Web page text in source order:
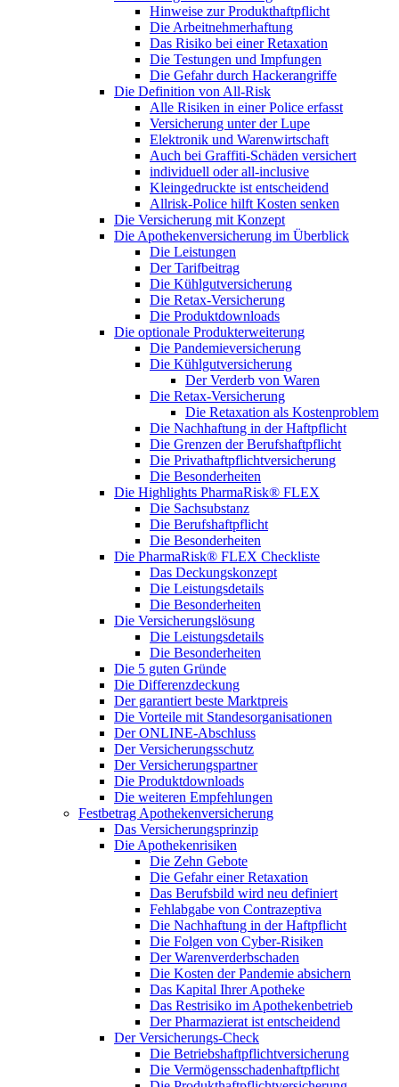
Hinweise zur Produkthaftpflicht
Die Arbeitnehmerhaftung
Das Risiko bei einer Retaxation
Die Testungen und Impfungen
Die Gefahr durch Hackerangriffe
Die Definition von All-Risk
Alle Risiken in einer Police erfasst
Versicherung unter der Lupe
Elektronik und Warenwirtschaft
Auch bei Graffiti-Schäden versichert
individuell oder all-inclusive
Kleingedruckte ist entscheidend
Allrisk-Police hilft Kosten senken
Die Versicherung mit Konzept
Die Apothekenversicherung im Überblick
Die Leistungen
Der Tarifbeitrag
Die Kühlgutversicherung
Die Retax-Versicherung
Die Produktdownloads
Die optionale Produkterweiterung
Die Pandemieversicherung
Die Kühlgutversicherung
Der Verderb von Waren
Die Retax-Versicherung
Die Retaxation als Kostenproblem
Die Nachhaftung in der Haftpflicht
Die Grenzen der Berufshaftpflicht
Die Privathaftpflichtversicherung
Die Besonderheiten
Die Highlights PharmaRisk® FLEX
Die Sachsubstanz
Die Berufshaftpflicht
Die Besonderheiten
Die PharmaRisk® FLEX Checkliste
Das Deckungskonzept
Die Leistungsdetails
Die Besonderheiten
Die Versicherungslösung
Die Leistungsdetails
Die Besonderheiten
Die 5 guten Gründe
Die Differenzdeckung
Der garantiert beste Marktpreis
Die Vorteile mit Standesorganisationen
Der ONLINE-Abschluss
Der Versicherungsschutz
Der Versicherungspartner
Die Produktdownloads
Die weiteren Empfehlungen
Festbetrag Apothekenversicherung
Das Versicherungsprinzip
Die Apothekenrisiken
Die Zehn Gebote
Die Gefahr einer Retaxation
Das Berufsbild wird neu definiert
Fehlabgabe von Contrazeptiva
Die Nachhaftung in der Haftpflicht
Die Folgen von Cyber-Risiken
Der Warenverderbschaden
Die Kosten der Pandemie absichern
Das Kapital Ihrer Apotheke
Das Restrisiko im Apothekenbetrieb
Der Pharmazierat ist entscheidend
Der Versicherungs-Check
Die Betriebshaftpflichtversicherung
Die Vermögensschadenhaftpflicht